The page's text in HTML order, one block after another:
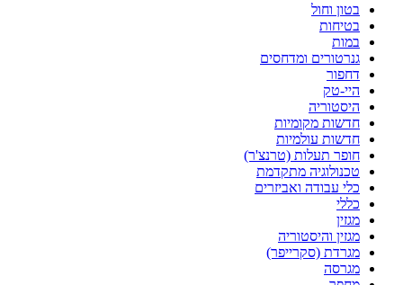
בטון וחול
בטיחות
במות
גנרטורים ומדחסים
דחפור
היי-טק
היסטוריה
חדשות מקומיות
חדשות עולמיות
חופר תעלות (טרנצ'ר)
טכנולוגיה מתקדמת
כלי עבודה ואביזרים
כללי
מגזין
מגזין והיסטוריה
מגרדת (סקרייפר)
מגרסה